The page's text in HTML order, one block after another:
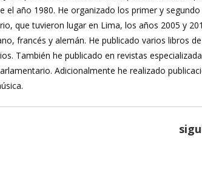
el año 1980. He organizado los primer y segundo
que tuvieron lugar en Lima, los años 2005 y
francés y alemán. He publicado varios libros
También he publicado en revistas
Adicionalmente he realizado